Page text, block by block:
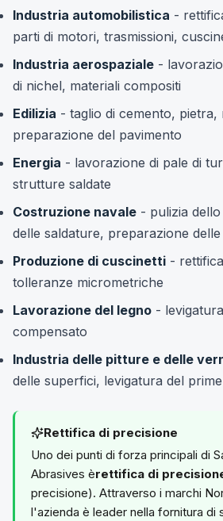
Industria automobilistica -
parti di motori, trasmissioni,
Industria aerospaziale -
di nichel, materiali compositi
Edilizia - taglio di cemento, pietra,
preparazione del pavimento
Energia - lavorazione di pale di
strutture saldate
Costruzione navale - pulizia
delle saldature, preparazione
Produzione di cuscinetti -
tolleranze micrometriche
Lavorazione del legno -
compensato
Industria delle pitture e delle
delle superfici, levigatura del
Rettifica di precisione
Uno dei punti di forza principali di
Abrasives èrettifica di
precisione). Attraverso i marchi
l'azienda è leader nella fornitura di